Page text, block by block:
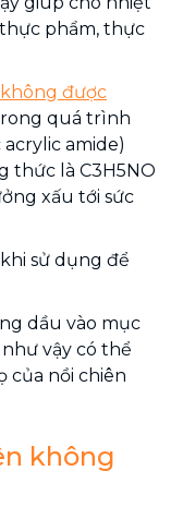
phẩm, thực
được
quá trình
acrylic amide)
thức là C3H5NO
xấu tới sức
sử dụng để
dầu vào mục
vậy có thể
của nồi chiên
không